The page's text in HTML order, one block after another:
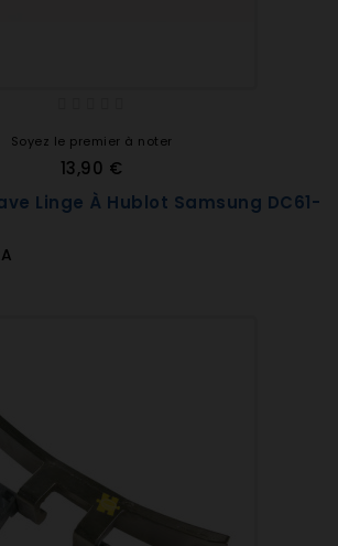
Soyez le premier à noter
13,90 €
Linge À Hublot Samsung DC61-